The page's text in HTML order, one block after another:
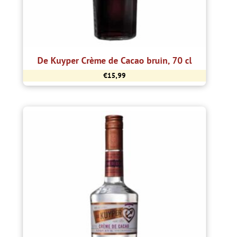
De Kuyper Crème de Cacao bruin, 70 cl
€15,99